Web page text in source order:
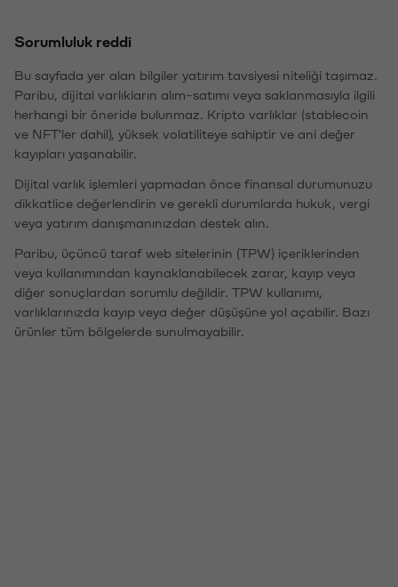
Sorumluluk reddi
Bu sayfada yer alan bilgiler yatırım tavsiyesi niteliği taşımaz.
Paribu, dijital varlıkların alım-satımı veya saklanmasıyla ilgili
herhangi bir öneride bulunmaz. Kripto varlıklar (stablecoin
ve NFT'ler dahil), yüksek volatiliteye sahiptir ve ani değer
kayıpları yaşanabilir.
Dijital varlık işlemleri yapmadan önce finansal durumunuzu
dikkatlice değerlendirin ve gerekli durumlarda hukuk, vergi
veya yatırım danışmanınızdan destek alın.
Paribu, üçüncü taraf web sitelerinin (TPW) içeriklerinden
veya kullanımından kaynaklanabilecek zarar, kayıp veya
diğer sonuçlardan sorumlu değildir. TPW kullanımı,
varlıklarınızda kayıp veya değer düşüşüne yol açabilir. Bazı
ürünler tüm bölgelerde sunulmayabilir.